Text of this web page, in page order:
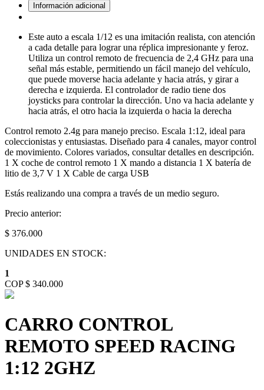
Información adicional
Este auto a escala 1/12 es una imitación realista, con atención
a cada detalle para lograr una réplica impresionante y feroz.
Utiliza un control remoto de frecuencia de 2,4 GHz para una
señal más estable, permitiendo un fácil manejo del vehículo,
que puede moverse hacia adelante y hacia atrás, y girar a
derecha e izquierda. El controlador de radio tiene dos
joysticks para controlar la dirección. Uno va hacia adelante y
hacia atrás, el otro hacia la izquierda o hacia la derecha
Control remoto 2.4g para manejo preciso. Escala 1:12, ideal para
coleccionistas y entusiastas. Diseñado para 4 canales, mayor control
de movimiento. Colores variados, consultar detalles en descripción.
1 X coche de control remoto 1 X mando a distancia 1 X batería de
litio de 3,7 V 1 X Cable de carga USB
Estás realizando una compra a través de un medio seguro.
Precio anterior:
$ 376.000
UNIDADES EN STOCK:
1
COP $ 340.000
CARRO CONTROL
REMOTO SPEED RACING
1:12 2GHZ